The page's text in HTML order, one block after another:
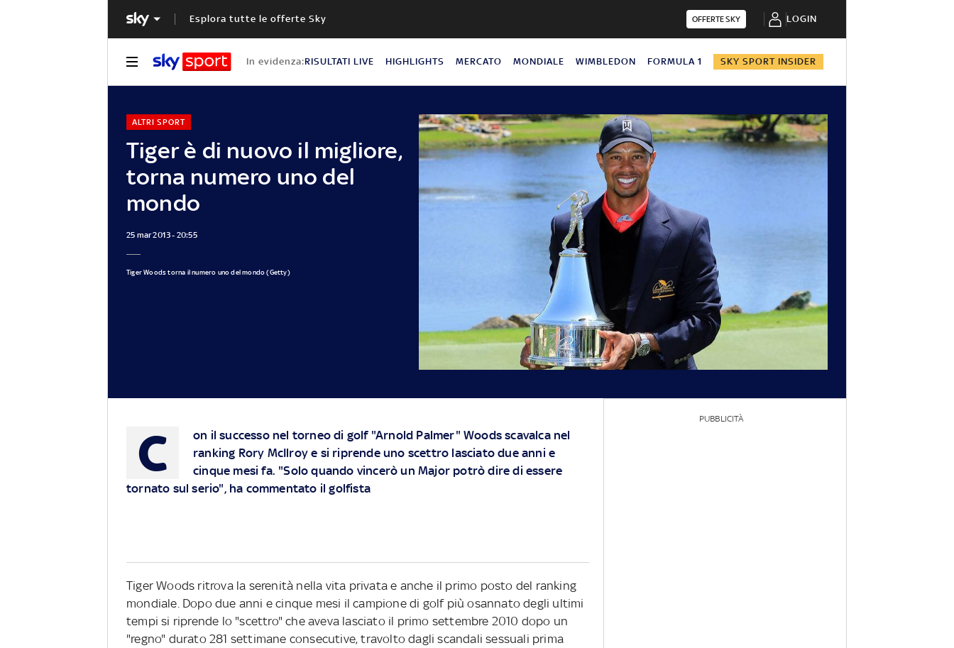
Esplora tutte le offerte Sky OFFERTE SKY LOGIN
In evidenza:RISULTATI LIVE HIGHLIGHTS MERCATO MONDIALE WIMBLEDON FORMULA 1 SKY SPORT INSIDER
Tiger è di nuovo il migliore,
torna numero uno del
mondo
ALTRI SPORT
25 mar 2013 - 20:55
Tiger Woods torna il numero uno del mondo (Getty)
C
on il successo nel torneo di golf "Arnold Palmer" Woods scavalca nel
ranking Rory McIlroy e si riprende uno scettro lasciato due anni e
cinque mesi fa. "Solo quando vincerò un Major potrò dire di essere
tornato sul serio", ha commentato il golfista
Tiger Woods ritrova la serenità nella vita privata e anche il primo posto del ranking
mondiale. Dopo due anni e cinque mesi il campione di golf più osannato degli ultimi
tempi si riprende lo "scettro" che aveva lasciato il primo settembre 2010 dopo un
"regno" durato 281 settimane consecutive, travolto dagli scandali sessuali prima
PUBBLICITÀ